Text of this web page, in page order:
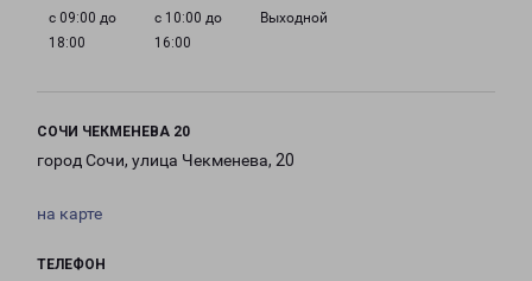
с 09:00 до
18:00
с 10:00 до
16:00
Выходной
СОЧИ ЧЕКМЕНЕВА 20
город Сочи, улица Чекменева, 20
на карте
ТЕЛЕФОН